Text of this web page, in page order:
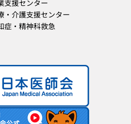
支援センター
・介護支援センター
症・精神科救急